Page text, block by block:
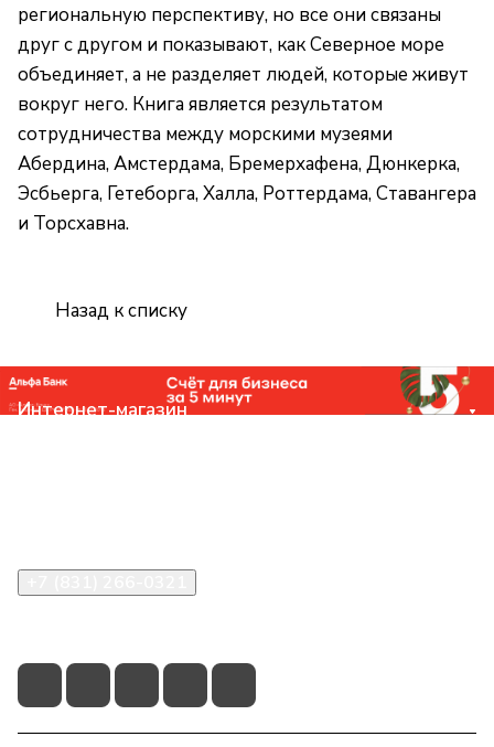
региональную перспективу, но все они связаны
друг с другом и показывают, как Северное море
объединяет, а не разделяет людей, которые живут
вокруг него. Книга является результатом
сотрудничества между морскими музеями
Абердина, Амстердама, Бремерхафена, Дюнкерка,
Эсбьерга, Гетеборга, Халла, Роттердама, Ставангера
и Торсхавна.
Назад к списку
Интернет-магазин